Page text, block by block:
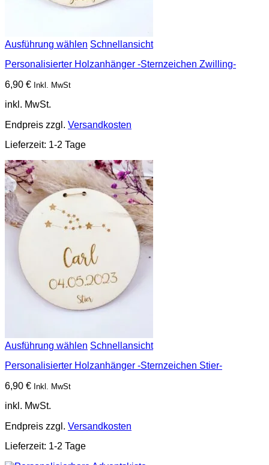
Ausführung wählen Schnellansicht
Personalisierter Holzanhänger -Sternzeichen Zwilling-
6,90 € Inkl. MwSt
inkl. MwSt.
Endpreis zzgl. Versandkosten
Lieferzeit: 1-2 Tage
Ausführung wählen Schnellansicht
Personalisierter Holzanhänger -Sternzeichen Stier-
6,90 € Inkl. MwSt
inkl. MwSt.
Endpreis zzgl. Versandkosten
Lieferzeit: 1-2 Tage